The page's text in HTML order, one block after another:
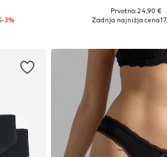
M
-3%
Razpoložljive velikosti: XS,
Prvotno: 24,90 €
Zadnja najnižja cena